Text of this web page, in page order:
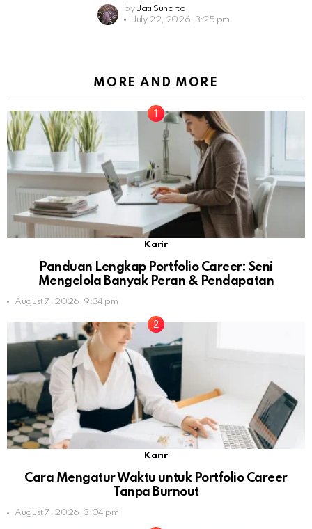
by Jati Sunarto
July 22, 2026, 3:25 pm
MORE AND MORE
Karir
Panduan Lengkap Portfolio Career: Seni
Mengelola Banyak Peran & Pendapatan
August 7, 2026, 9:34 pm
Karir
Cara Mengatur Waktu untuk Portfolio Career
Tanpa Burnout
August 7, 2026, 3:04 pm